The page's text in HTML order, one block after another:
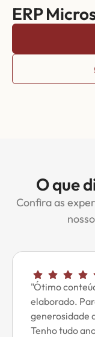
ERP
O que
Confira as
"Ótimo
elaborado.
generosidade
Tenho tudo